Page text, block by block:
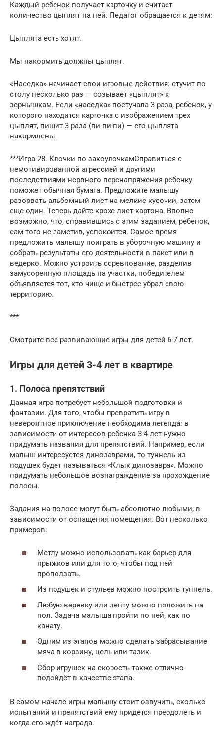
Каждый ребенок получает карточку и считает
количество цыплят на ней. Педагог обращается к детям:
Цыплята есть хотят.
Мы накормить должны цыплят.
«Наседка» начинает свои игровые действия: стучит по
столу несколько раз — созывает «цыплят» к
зернышкам. Если «наседка» постучала 3 раза, ребенок, у
которого находится карточка с изображением трех
цыплят, пищит 3 раза (пи-пи-пи) — его цыплята
накормлены.
***Игра 28. Клочки по закоулочкамСправиться с
немотивированной агрессией и другими
последствиями нервного перенапряжения ребенку
поможет обычная бумага. Предложите малышу
разорвать альбомный лист на мелкие кусочки, затем
еще один. Теперь дайте крохе лист картона. Вполне
возможно, что, справившись с этим заданием, ребенок,
сам того не заметив, успокоится. Самое время
предложить малышу поиграть в уборочную машину и
собрать результаты его деятельности в пакет или в
ведерко. Можно устроить соревнование, разделив
замусоренную площадь на участки, победителем
объявляется тот, кто чище и быстрее убрал свою
территорию.
***
Смотрите все развивающие игры для детей 6-7 лет.
Игры для детей 3-4 лет в квартире
1. Полоса препятствий
Данная игра потребует небольшой подготовки и
фантазии. Для того, чтобы превратить игру в
невероятное приключение необходима легенда: в
зависимости от интересов ребенка 3-4 лет нужно
придумать названия для препятствий. Например, если
малыш интересуется динозаврами, то туннель из
подушек будет называться «Клык динозавра». Можно
придумать небольшое вознаграждение за прохождение
полосы.
Задания на полосе могут быть абсолютно любыми, в
зависимости от оснащения помещения. Вот несколько
примеров:
Метлу можно использовать как барьер для
прыжков или для того, чтобы под ней
проползать.
Из подушек и стульев можно построить туннель.
Любую веревку или ленту можно положить на
пол. Задача малыша пройти по ней, как по
канату.
Одним из этапов можно сделать забрасывание
мяча в корзину, цель или тазик.
Сбор игрушек на скорость также отлично
подойдёт в качестве этапа.
В самом начале игры малышу стоит озвучить, сколько
испытаний и препятствий ему придется преодолеть и
когда его ждёт награда.